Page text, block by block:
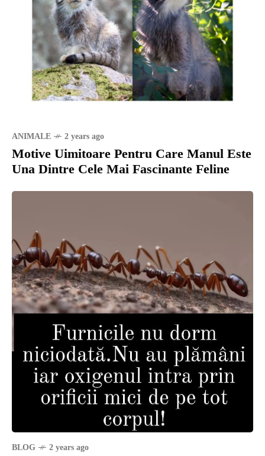
ANIMALE 2 years ago
Motive Uimitoare Pentru Care Manul Este
Una Dintre Cele Mai Fascinante Feline
BLOG 2 years ago